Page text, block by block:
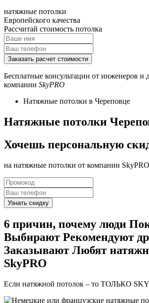
натяжные потолки
Европейского качества
Рассчитай стоимость потолка
Бесплатные консультации от инженеров и
компании SkyPRO
Натяжные потолки в Череповце
Натяжные потолки
Хочешь персональную
на натяжные потолки от компании SkyPRO
6 причин, почему люди
Выбирают Рекомендуют
Заказывают Любят
SkyPRO
Если натяжной потолок – то ТОЛЬКО